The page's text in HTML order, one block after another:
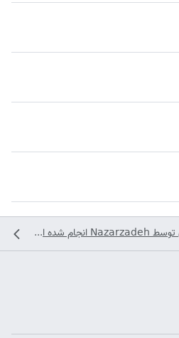
توسطNazarzadehانجام شده است